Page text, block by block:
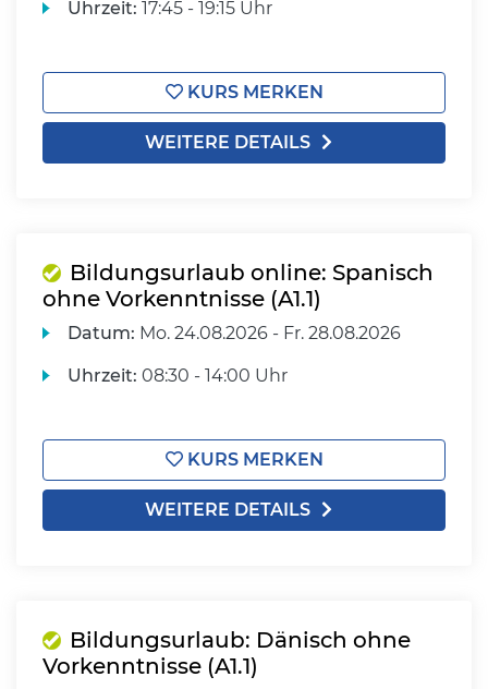
Uhrzeit: 17:45 - 19:15 Uhr
KURS MERKEN
WEITERE DETAILS
Bildungsurlaub online: Spanisch
ohne Vorkenntnisse (A1.1)
Datum: Mo. 24.08.2026 - Fr. 28.08.2026
Uhrzeit: 08:30 - 14:00 Uhr
KURS MERKEN
WEITERE DETAILS
Bildungsurlaub: Dänisch ohne
Vorkenntnisse (A1.1)